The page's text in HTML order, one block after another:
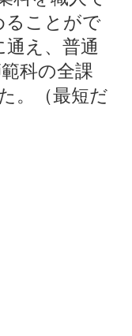
ることがで
え、普通
科の全課
。（最短だ